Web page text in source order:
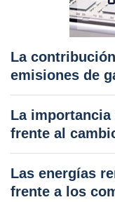
La
emisiones de
La
frente al
Las energías
frente a los